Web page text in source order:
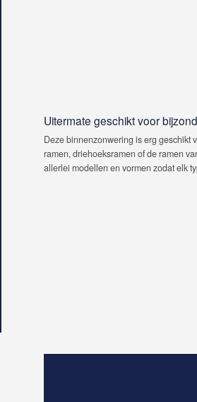
Uitermate geschikt voor
Deze binnenzonwering is erg geschikt
ramen, driehoeksramen of de ramen
allerlei modellen en vormen zodat elk